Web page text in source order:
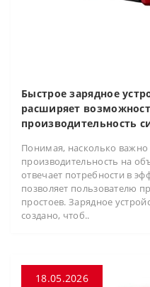
Быстрое зарядное
расширяет
производительность
Понимая, насколько
производительность на
отвечает потребности в
позволяет пользователю
простоев. Зарядное
создано, чтоб..
18.05.2026